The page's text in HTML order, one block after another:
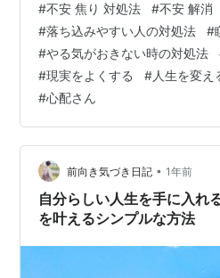
かわからない、などの状態の時
と、 これだけでも流れが変わる
ます。 とても簡単で、誰でも今
みんな気にせずスルーしていま
で、 ぜひ読んで、試してみて
#不安 焦り 対処法 #不安 解消
#落ち込みやすい人の対処法 #
#やる気がおきない時の対処法
#現実をよくする #人生を変え
#心配さん
前向き気づき日記 • 1年前
自分らしい人生を手に入れ
を叶えるシンプルな方法